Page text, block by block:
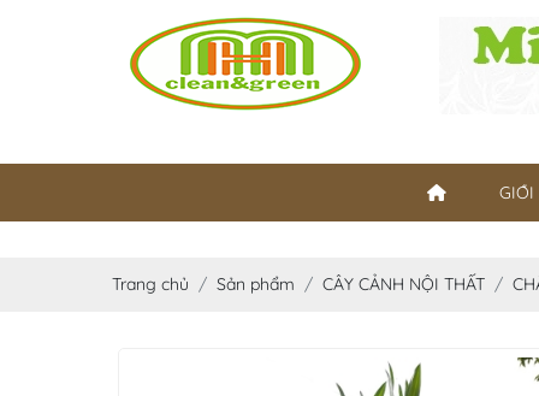
GIỚI
Trang chủ Sản phẩm CÂY CẢNH NỘI THẤT